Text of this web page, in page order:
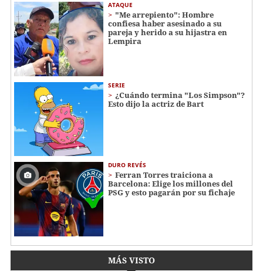
ATAQUE
"Me arrepiento": Hombre
confiesa haber asesinado a su
pareja y herido a su hijastra en
Lempira
SERIE
¿Cuándo termina "Los Simpson"?
Esto dijo la actriz de Bart
DURO REVÉS
Ferran Torres traiciona a
Barcelona: Elige los millones del
PSG y esto pagarán por su fichaje
MÁS VISTO